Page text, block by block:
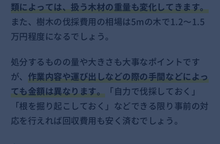
類によっては、扱う木材の重量も変化してきます。
また、樹木の伐採費用の相場は5mの木で1.2〜1.5
万円程度になるでしょう。
処分するものの量や大きさも大事なポイントです
が、 作業内容や運び出しなどの際の手間などによっ
ても金額は異なります。 「自力で伐採しておく」
「根を掘り起こしておく」などできる限り事前の対
応を行えれば回収費用も安く済むでしょう。